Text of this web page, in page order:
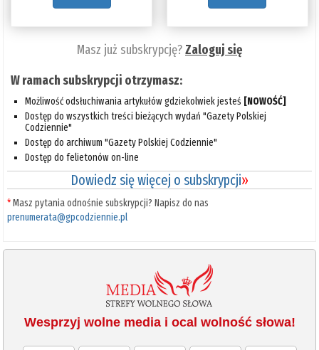
Masz już subskrypcję?Zaloguj się
W ramach subskrypcji otrzymasz:
Możliwość odsłuchiwania artykułów gdziekolwiek jesteś [NOWOŚĆ]
Dostęp do wszystkich treści bieżących wydań "Gazety Polskiej
Codziennie"
Dostęp do archiwum "Gazety Polskiej Codziennie"
Dostęp do felietonów on-line
Dowiedz się więcej o subskrypcji»
*Masz pytania odnośnie subskrypcji? Napisz do nas
prenumerata@gpcodziennie.pl
Wesprzyj wolne media i ocal wolność słowa!